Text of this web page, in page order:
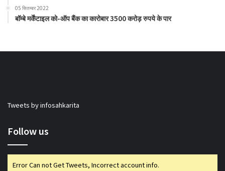
05 सितम्बर 2022
बॉम्बे मर्केंटाइल को-ऑप बैंक का कारोबार 3500 करोड़ रुपये के पार
Tweets by infosahkarita
Follow us
Error Can not Get Tweets, Incorrect account info.